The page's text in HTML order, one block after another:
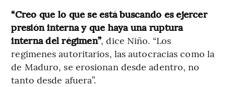
“Creo que lo que se está buscando es ejercer
presión interna y que haya una ruptura
interna del régimen”, dice Niño. “Los
regímenes autoritarios, las autocracias como la
de Maduro, se erosionan desde adentro, no
tanto desde afuera”.